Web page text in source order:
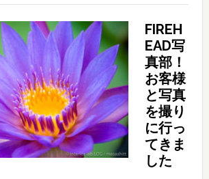
FIREH
EAD写
真部！
お客様
と写真
を撮り
に行っ
てきま
した